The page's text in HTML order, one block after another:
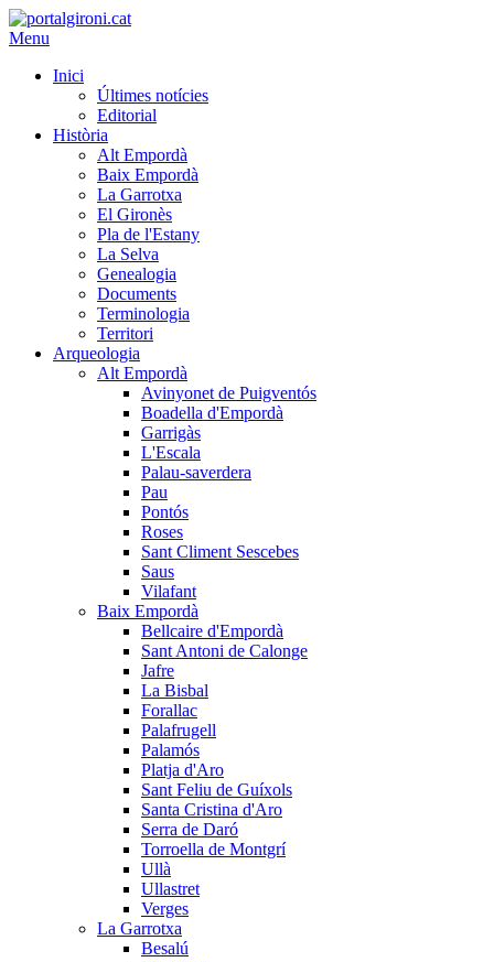
Menu
Inici
Últimes notícies
Editorial
Història
Alt Empordà
Baix Empordà
La Garrotxa
El Gironès
Pla de l'Estany
La Selva
Genealogia
Documents
Terminologia
Territori
Arqueologia
Alt Empordà
Avinyonet de Puigventós
Boadella d'Empordà
Garrigàs
L'Escala
Palau-saverdera
Pau
Pontós
Roses
Sant Climent Sescebes
Saus
Vilafant
Baix Empordà
Bellcaire d'Empordà
Sant Antoni de Calonge
Jafre
La Bisbal
Forallac
Palafrugell
Palamós
Platja d'Aro
Sant Feliu de Guíxols
Santa Cristina d'Aro
Serra de Daró
Torroella de Montgrí
Ullà
Ullastret
Verges
La Garrotxa
Besalú